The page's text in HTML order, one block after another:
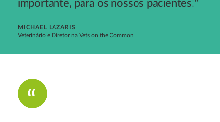
importante, para os nossos pacientes!"
MICHAEL LAZARIS
Veterinário e Diretor na Vets on the Common